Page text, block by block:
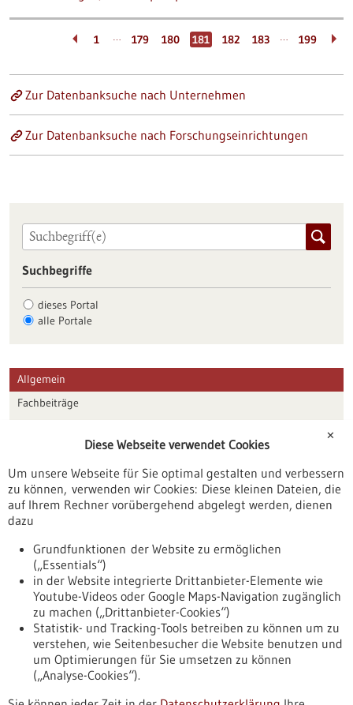
1 … 179 180 181 182 183 … 199
Zur Datenbanksuche nach Unternehmen
Zur Datenbanksuche nach Forschungseinrichtungen
Suchbegriffe
dieses Portal
alle Portale
Allgemein
Fachbeiträge
Veranstaltungen
Erscheinungsdatum
Nach oben
✕
Diese Webseite verwendet Cookies
Um unsere Webseite für Sie optimal gestalten und verbessern
zu können, verwenden wir Cookies: Diese kleinen Dateien, die
auf Ihrem Rechner vorübergehend abgelegt werden, dienen
dazu
Grundfunktionen der Website zu ermöglichen
(„Essentials“)
in der Website integrierte Drittanbieter-Elemente wie
Youtube-Videos oder Google Maps-Navigation zugänglich
zu machen („Drittanbieter-Cookies“)
Statistik- und Tracking-Tools betreiben zu können um zu
verstehen, wie Seitenbesucher die Website benutzen und
um Optimierungen für Sie umsetzen zu können
(„Analyse-Cookies“).